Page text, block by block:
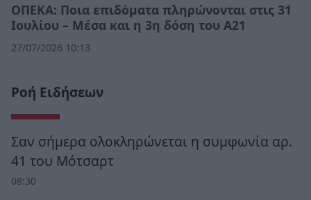
ΟΠΕΚΑ: Ποια επιδόματα πληρώνονται στις 31
Ιουλίου – Μέσα και η 3η δόση του Α21
27/07/2026 10:13
Ροή Ειδήσεων
Σαν σήμερα ολοκληρώνεται η συμφωνία αρ.
41 του Μότσαρτ
08:30